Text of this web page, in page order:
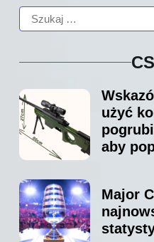
użyć
aby
Major